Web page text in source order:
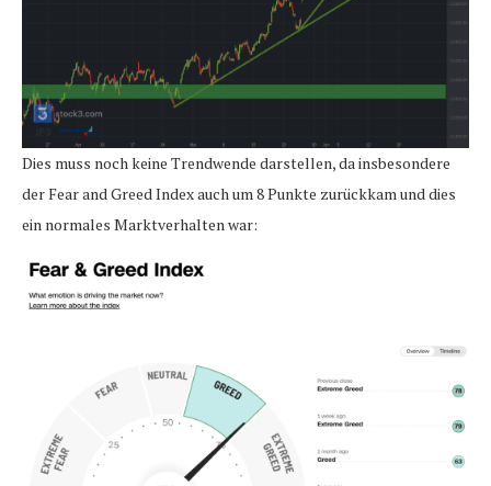
Dies muss noch keine Trendwende darstellen, da insbesondere
der Fear and Greed Index auch um 8 Punkte zurückkam und dies
ein normales Marktverhalten war: